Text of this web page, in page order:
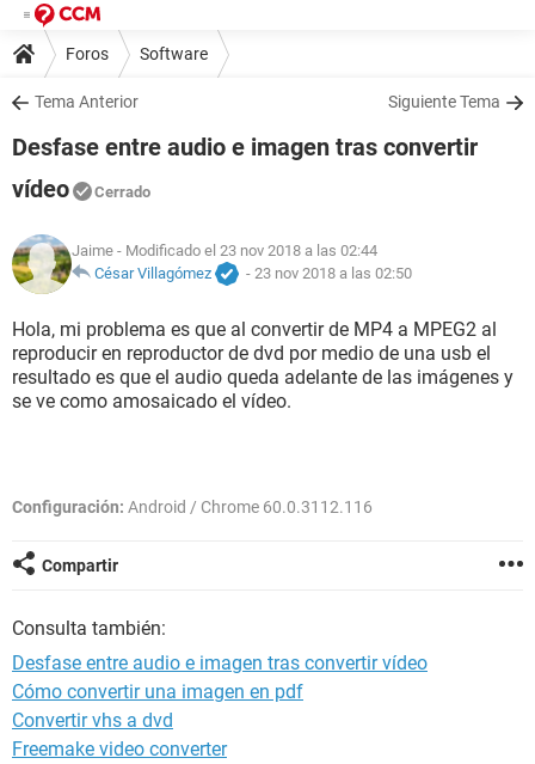
Foros Software
Tema Anterior Siguiente Tema
Desfase entre audio e imagen tras convertir
vídeo
Cerrado
Jaime - Modificado el 23 nov 2018 a las 02:44
César Villagómez
- 23 nov 2018 a las 02:50
Hola, mi problema es que al convertir de MP4 a MPEG2 al
reproducir en reproductor de dvd por medio de una usb el
resultado es que el audio queda adelante de las imágenes y
se ve como amosaicado el vídeo.
Configuración: Android / Chrome 60.0.3112.116
Compartir
Consulta también:
Desfase entre audio e imagen tras convertir vídeo
Cómo convertir una imagen en pdf
Convertir vhs a dvd
Freemake video converter